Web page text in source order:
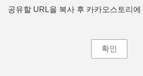
공유할 URL을 복사 후 카카오스토리
확인